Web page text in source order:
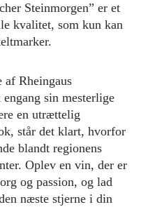
Steinmorgen” er et
kvalitet, som kun kan
af Rheingaus
sin mesterlige
en utrættelig
står det klart, hvorfor
blandt regionens
Oplev en vin, der er
og passion, og lad
næste stjerne i din